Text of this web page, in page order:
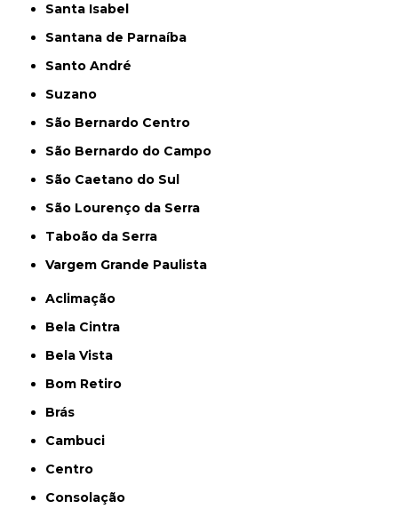
Santa Isabel
Santana de Parnaíba
Santo André
Suzano
São Bernardo Centro
São Bernardo do Campo
São Caetano do Sul
São Lourenço da Serra
Taboão da Serra
Vargem Grande Paulista
Aclimação
Bela Cintra
Bela Vista
Bom Retiro
Brás
Cambuci
Centro
Consolação